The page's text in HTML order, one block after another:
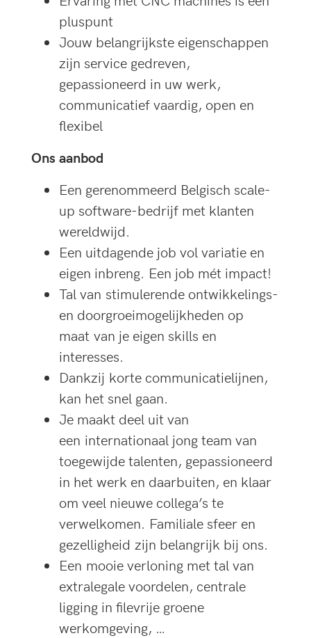
pluspunt
Jouw belangrijkste eigenschappen
zijn service gedreven,
gepassioneerd in uw werk,
communicatief vaardig, open en
flexibel
Ons aanbod
Een gerenommeerd Belgisch scale-
up software-bedrijf met klanten
wereldwijd.
Een uitdagende job vol variatie en
eigen inbreng. Een job mét impact!
Tal van stimulerende ontwikkelings-
en doorgroeimogelijkheden op
maat van je eigen skills en
interesses.
Dankzij korte communicatielijnen,
kan het snel gaan.
Je maakt deel uit van
een internationaal jong team van
toegewijde talenten, gepassioneerd
in het werk en daarbuiten, en klaar
om veel nieuwe collega’s te
verwelkomen. Familiale sfeer en
gezelligheid zijn belangrijk bij ons.
Een mooie verloning met tal van
extralegale voordelen, centrale
ligging in filevrije groene
werkomgeving, …